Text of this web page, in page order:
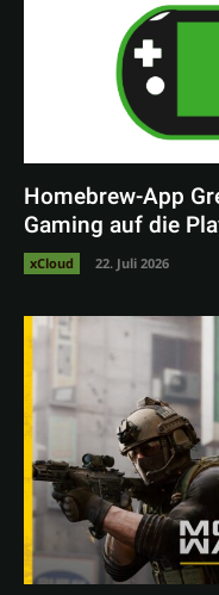
Homebrew-App
Gaming auf die
xCloud 22. Juli 2026